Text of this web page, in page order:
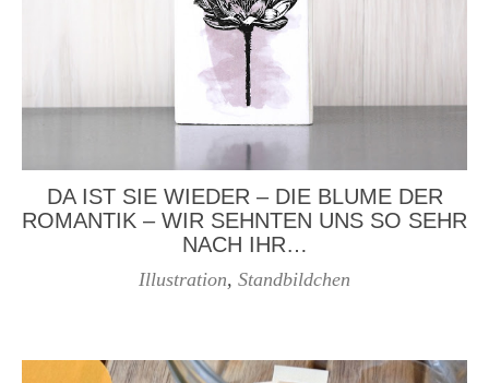
DA IST SIE WIEDER – DIE BLUME DER
ROMANTIK – WIR SEHNTEN UNS SO SEHR
NACH IHR…
Illustration, Standbildchen